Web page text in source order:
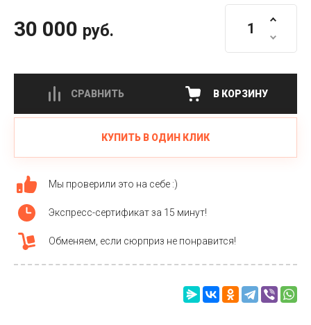
30 000 руб.
СРАВНИТЬ В КОРЗИНУ
КУПИТЬ В ОДИН КЛИК
Мы проверили это на себе :)
Экспресс-сертификат за 15 минут!
Обменяем, если сюрприз не понравится!